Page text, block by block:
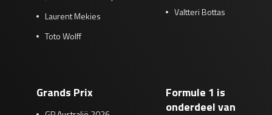
Laurent Mekies
Toto Wolff
Valtteri Bottas
Grands Prix
Formule 1 is
onderdeel van